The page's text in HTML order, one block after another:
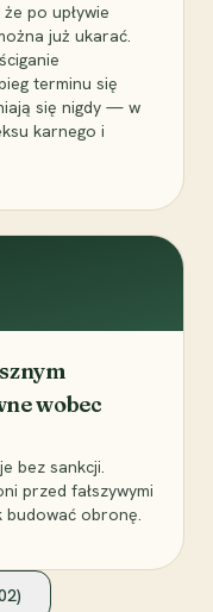
po upływie
już ukarać.
terminu się
się nigdy — w
karnego i
wobec
bez sankcji.
przed fałszywymi
budować obronę.
)